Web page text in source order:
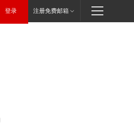
登录 注册免费邮箱